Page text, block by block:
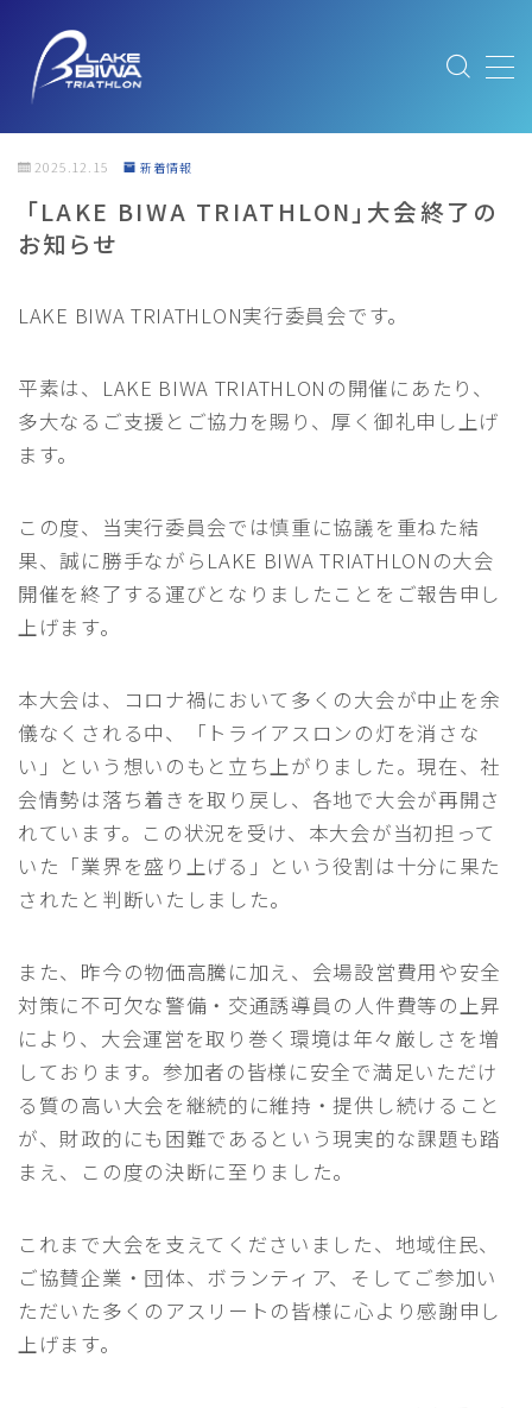
MENU
ABOUT 大会概要
ABOUT/大会概要
FEATURE｜大会と琵琶湖の魅力
SUSTAINABLE｜サステナブルへの取り組み
NEWS
TRAFFIC REGULATION｜交通規制へのご協力のお
願い
FOR ATHELETES
RACE GUIDE 競技ガイド
START LIST 選手名簿
COURSE コースマップ
SPECIAL
おもてなしプレゼント
SUSTAINABLE｜サステナブルへの取り組み
REPORT 過去大会情報
CONTACT お問い合わせ
ENGLISH
2025.12.15 新着情報
「LAKE BIWA TRIATHLON」大会終了の
お知らせ
LAKE BIWA TRIATHLON実行委員会です。
平素は、LAKE BIWA TRIATHLONの開催にあたり、
多大なるご支援とご協力を賜り、厚く御礼申し上げ
ます。
この度、当実行委員会では慎重に協議を重ねた結
果、誠に勝手ながらLAKE BIWA TRIATHLONの大会
開催を終了する運びとなりましたことをご報告申し
上げます。
本大会は、コロナ禍において多くの大会が中止を余
儀なくされる中、「トライアスロンの灯を消さな
い」という想いのもと立ち上がりました。現在、社
会情勢は落ち着きを取り戻し、各地で大会が再開さ
れています。この状況を受け、本大会が当初担って
いた「業界を盛り上げる」という役割は十分に果た
されたと判断いたしました。
また、昨今の物価高騰に加え、会場設営費用や安全
対策に不可欠な警備・交通誘導員の人件費等の上昇
により、大会運営を取り巻く環境は年々厳しさを増
しております。参加者の皆様に安全で満足いただけ
る質の高い大会を継続的に維持・提供し続けること
が、財政的にも困難であるという現実的な課題も踏
まえ、この度の決断に至りました。
これまで大会を支えてくださいました、地域住民、
ご協賛企業・団体、ボランティア、そしてご参加い
ただいた多くのアスリートの皆様に心より感謝申し
上げます。